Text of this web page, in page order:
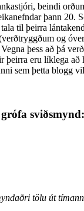
beindi
þann 20.
til þeirra
og
þess að þá
þeirra eru líklega
sem þetta blogg
sviðsmynd:
tölu út